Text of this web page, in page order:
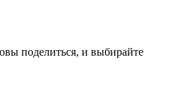
поделиться, и выбирайте